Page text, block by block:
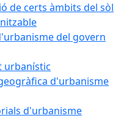
de certs àmbits del sòl
del govern
urbanístic
d'urbanisme
d'urbanisme